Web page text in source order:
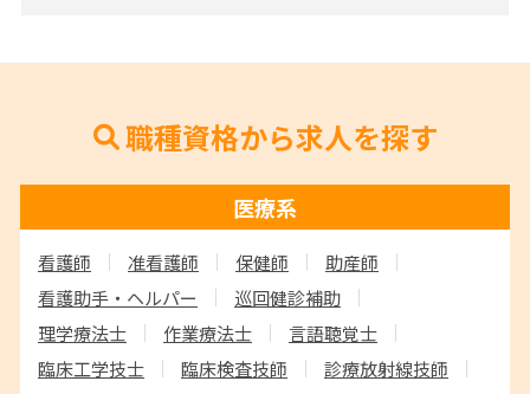
職種資格から求人を探す
医療系
看護師 准看護師 保健師
助産師
看護助手・ヘルパー
巡回健診補助
理学療法士
作業療法士
言語聴覚士
臨床工学技士
臨床検査技師
診療放射線技師